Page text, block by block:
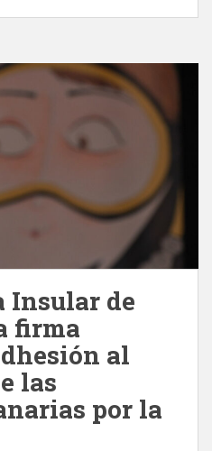
Insular de
firma
al
las
por la